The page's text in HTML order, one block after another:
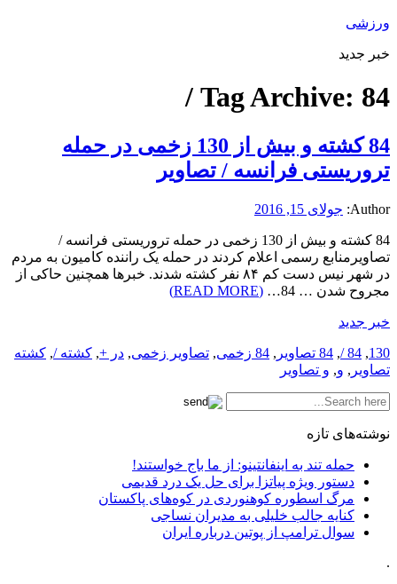
ورزشی
خبر جدید
Tag Archive: 84 /
84 کشته و بیش از 130 زخمی در حمله
تروریستی فرانسه / تصاویر
Author: جولای 15, 2016
84 کشته و بیش از 130 زخمی در حمله تروریستی فرانسه /
تصاویرمنابع رسمی اعلام کردند در حمله یک راننده کامیون به مردم
در شهر نیس دست کم ۸۴ نفر کشته شدند. خبرها همچنین حاکی از
مجروح شدن … 84…
(READ MORE)
خبر جدید
130
,
84 /
, 84 تصاویر , 84 زخمی , تصاویر زخمی, در +, کشته /, کشته
تصاویر , و, و تصاویر
نوشته‌های تازه
حمله تند به اینفانتینو: از ما باج خواستند!
دستور ویژه پیاتزا برای حل یک درد قدیمی
مرگ اسطوره کوهنوردی در کوه‌های پاکستان
کنایه جالب خلیلی به مدیران نساجی
سوال ترامپ از پوتین درباره ایران
.